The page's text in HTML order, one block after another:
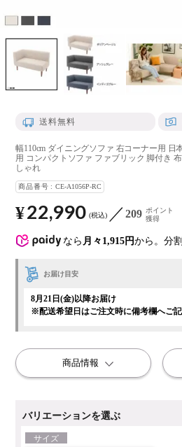
送料無料
幅110cm ダイニングソファ 右コーナー用 日
用 コンパクトソファ ファブリック 脚付き
しゃれ
商品番号 CE-A1056P-RC
なら 月々1,915円から。分
¥22,990 税込 209 ポイント
獲得
バリエーションを選ぶ
サイズ
お届け目安
8月21日(金)以降お届け
※配送希望日はご注文時に備考欄へご記
商品情報